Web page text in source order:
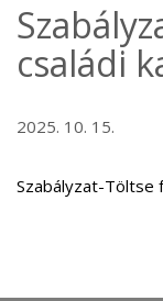
családi
2025. 10. 15.
Szabályzat-Töltse